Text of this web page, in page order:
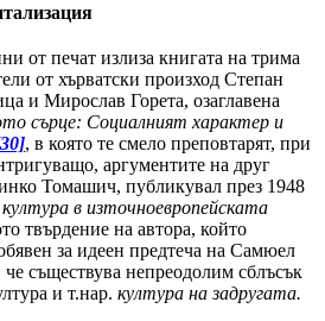
от печат излиза книгата на трима
от хърватски произход Степан
и Мирослав Горета, озаглавена
сърце: Социалният характер и
, в която те смело преповтарят, при
аргументите на друг
Томашич, публикувал през 1948
в източноевропейската
твърдение на автора, който
за идеен предтеча на Самюел
съществува непреодолим сблъсък
и т.нар. култура на задругата.